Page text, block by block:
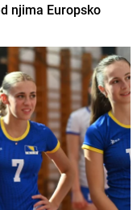
njima Europsko